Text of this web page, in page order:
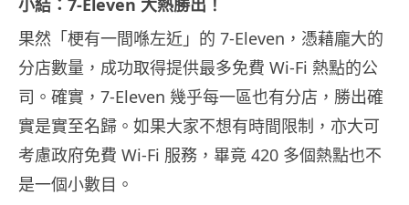
果然「梗有一間喺左近」的 7-Eleven，憑藉龐大的
分店數量，成功取得提供最多免費 Wi-Fi 熱點的公
司。確實，7-Eleven 幾乎每一區也有分店，勝出確
實是實至名歸。如果大家不想有時間限制，亦大可
考慮政府免費 Wi-Fi 服務，畢竟 420 多個熱點也不
是一個小數目。